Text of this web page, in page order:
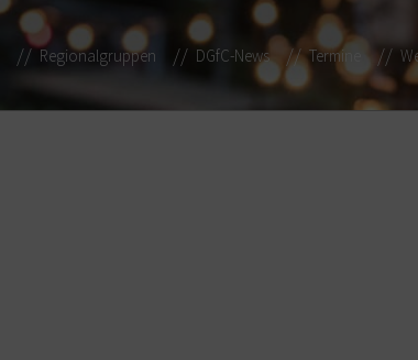
Regionalgruppen DGfC-News Termine